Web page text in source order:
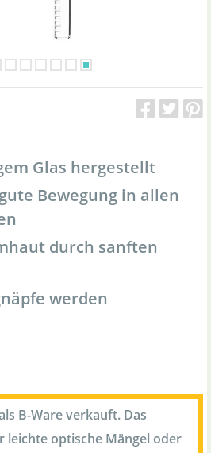
Glas hergestellt
Bewegung in allen
durch sanften
werden
B-Ware verkauft. Das
leichte optische Mängel oder